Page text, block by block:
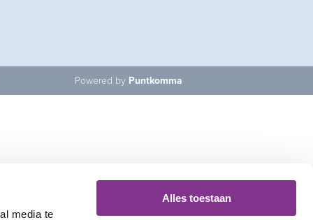
media te
Alles toestaan
Powered by Puntkomma